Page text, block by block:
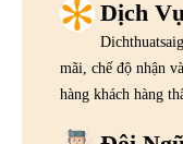
Dịch
mãi, chế độ nhận
hàng khách hàng